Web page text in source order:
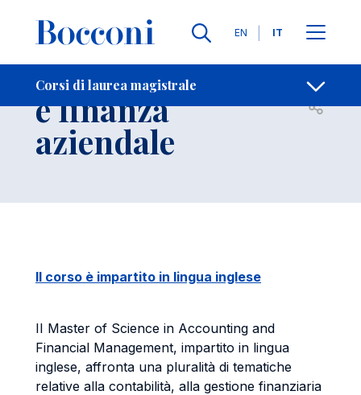
Lingue
EN IT
Corsi di laurea magistrale
Briciole di pane
Amministrazione
e finanza
aziendale
Apri per
Il corso è impartito in lingua inglese
II Master of Science in Accounting and
Financial Management, impartito in lingua
inglese, affronta una pluralità di tematiche
relative alla contabilità, alla gestione finanziaria